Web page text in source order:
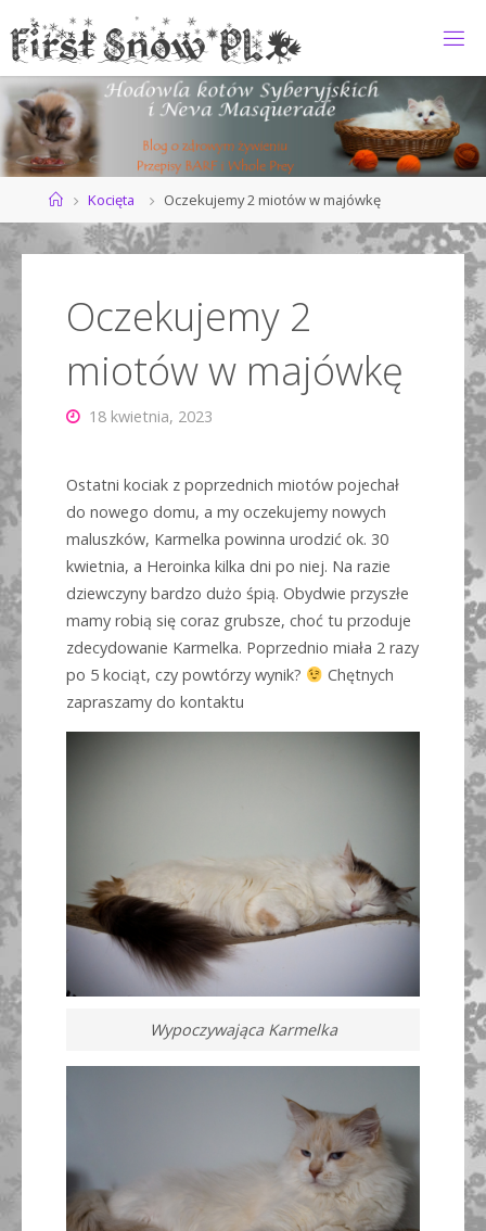
Przejdź
do
treści
IR
ST
N
O
W*
Strona
główna
Kocięta Oczekujemy 2 miotów w majówkę
Oczekujemy 2
miotów w majówkę
18 kwietnia, 2023
Ostatni kociak z poprzednich miotów pojechał
do nowego domu, a my oczekujemy nowych
maluszków, Karmelka powinna urodzić ok. 30
kwietnia, a Heroinka kilka dni po niej. Na razie
dziewczyny bardzo dużo śpią. Obydwie przyszłe
mamy robią się coraz grubsze, choć tu przoduje
zdecydowanie Karmelka. Poprzednio miała 2 razy
po 5 kociąt, czy powtórzy wynik?
Chętnych
zapraszamy do kontaktu
Wypoczywająca Karmelka